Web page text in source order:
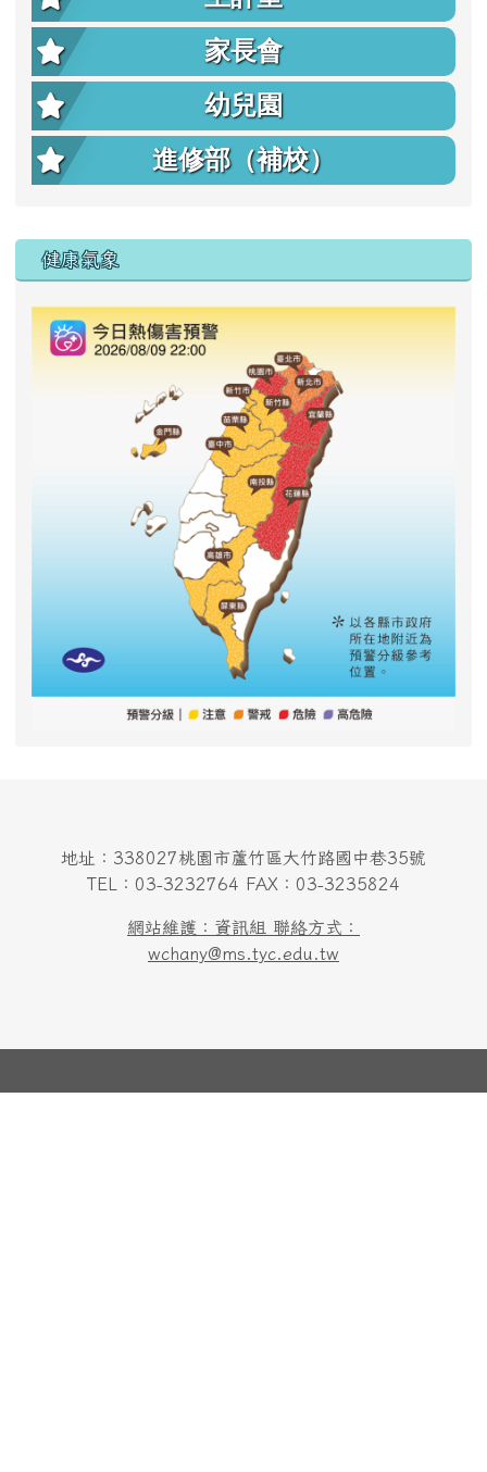
家長會
幼兒園
進修部（補校）
右邊區域內容
健康氣象
地址：338027桃園市蘆竹區大竹路國中巷35號
TEL：03-3232764 FAX：03-3235824
網站維護：資訊組 聯絡方式：
wchany@ms.tyc.edu.tw